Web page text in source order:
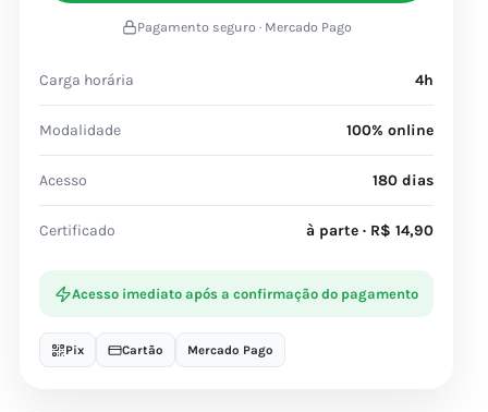
Pagamento seguro · Mercado Pago
Carga horária 4h
Modalidade 100% online
Acesso 180 dias
Certificado à parte · R$ 14,90
Acesso imediato após a confirmação do pagamento
Pix Cartão Mercado Pago